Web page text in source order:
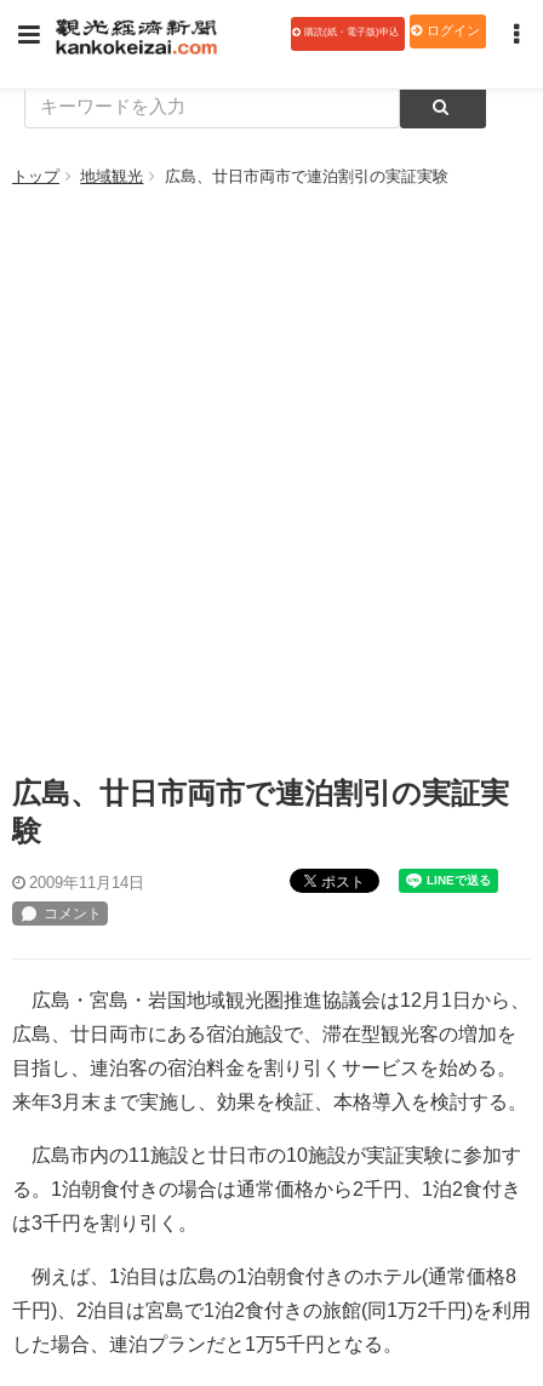
購読(紙・電子版)申込 ログイン
トップ 地域観光 広島、廿日市両市で連泊割引の実証実験
広島、廿日市両市で連泊割引の実証実
験
2009年11月14日 ポスト
広島・宮島・岩国地域観光圏推進協議会は12月1日から、
広島、廿日両市にある宿泊施設で、滞在型観光客の増加を
目指し、連泊客の宿泊料金を割り引くサービスを始める。
来年3月末まで実施し、効果を検証、本格導入を検討する。
広島市内の11施設と廿日市の10施設が実証実験に参加す
る。1泊朝食付きの場合は通常価格から2千円、1泊2食付き
は3千円を割り引く。
例えば、1泊目は広島の1泊朝食付きのホテル(通常価格8
千円)、2泊目は宮島で1泊2食付きの旅館(同1万2千円)を利用
した場合、連泊プランだと1万5千円となる。